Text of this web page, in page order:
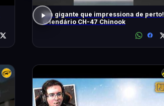
Um gigante que impressiona de perto!
O lendário CH-47 Chinook